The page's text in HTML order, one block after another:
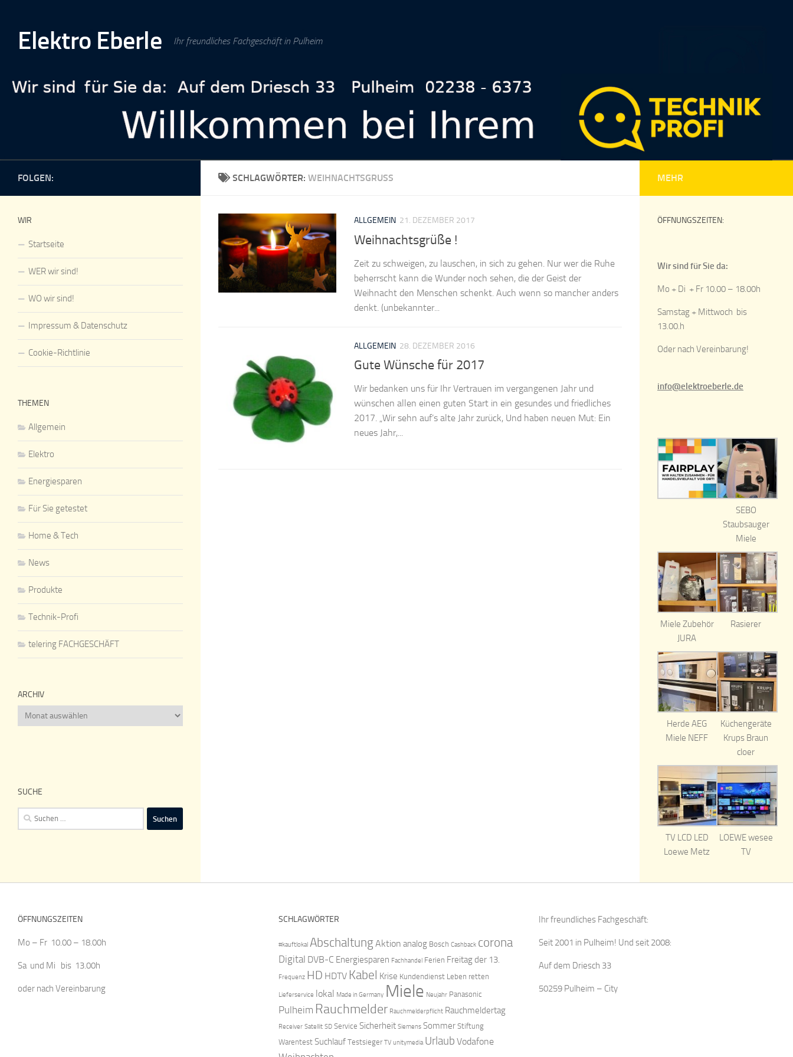
Elektro Eberle Ihr freundliches Fachgeschäft in Pulheim
SCHLAGWÖRTER: WEIHNACHTSGRUSS
ALLGEMEIN 21. DEZEMBER 2017
Weihnachtsgrüße !
Zeit zu schweigen, zu lauschen, in sich zu gehen. Nur wer die Ruhe
beherrscht kann die Wunder noch sehen, die der Geist der
Weihnacht den Menschen schenkt. Auch wenn so mancher anders
denkt. (unbekannter...
ALLGEMEIN 28. DEZEMBER 2016
Gute Wünsche für 2017
Wir bedanken uns für Ihr Vertrauen im vergangenen Jahr und
wünschen allen einen guten Start in ein gesundes und friedliches
2017. „Wir sehn auf’s alte Jahr zurück, Und haben neuen Mut: Ein
neues Jahr,...
FOLGEN:
WIR
Startseite
WER wir sind!
WO wir sind!
Impressum & Datenschutz
Cookie-Richtlinie
THEMEN
Allgemein
Elektro
Energiesparen
Für Sie getestet
Home & Tech
News
Produkte
Technik-Profi
telering FACHGESCHÄFT
ARCHIV
Archiv
SUCHE
Suchen
nach:
MEHR
ÖFFNUNGSZEITEN:
Wir sind für Sie da:
Mo + Di + Fr 10.00 – 18.00h
Samstag + Mittwoch bis
13.00.h
Oder nach Vereinbarung!
info@elektroeberle.de
SEBO
Staubsauger
Miele
Miele Zubehör
JURA
Rasierer
Herde AEG
Miele NEFF
Küchengeräte
Krups Braun
cloer
TV LCD LED
Loewe Metz
LOEWE wesee
TV
ÖFFNUNGSZEITEN
Mo – Fr 10.00 – 18.00h
Sa und Mi bis 13.00h
oder nach Vereinbarung
SCHLAGWÖRTER
#kauftlokal Abschaltung Aktion analog Bosch Cashback corona
Digital DVB-C Energiesparen Fachhandel Ferien Freitag der 13.
Frequenz HD HDTV Kabel Krise Kundendienst Leben retten
Lieferservice lokal Made in Germany Miele Neujahr Panasonic
Pulheim Rauchmelder Rauchmelderpflicht Rauchmeldertag
Receiver Satellit SD Service Sicherheit Siemens Sommer Stiftung
Warentest Suchlauf Testsieger TV unitymedia Urlaub Vodafone
Ihr freundliches Fachgeschäft:
Seit 2001 in Pulheim! Und seit 2008:
Auf dem Driesch 33
50259 Pulheim – City